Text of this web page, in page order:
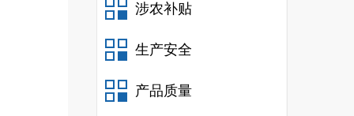
涉农补贴
生产安全
产品质量